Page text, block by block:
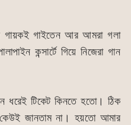
গায়কই গাইতেন আর আমরা গলা
কন্সার্টে গিয়ে নিজেরা গান
ধরেই টিকেট কিনতে হতো। ঠিক
জানতাম না। হয়তো আমার